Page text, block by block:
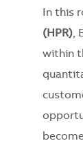
In this
(HPR),
within